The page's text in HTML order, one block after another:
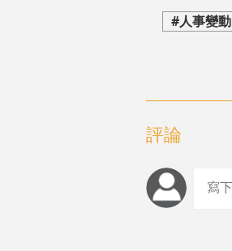
#人事變動
評論